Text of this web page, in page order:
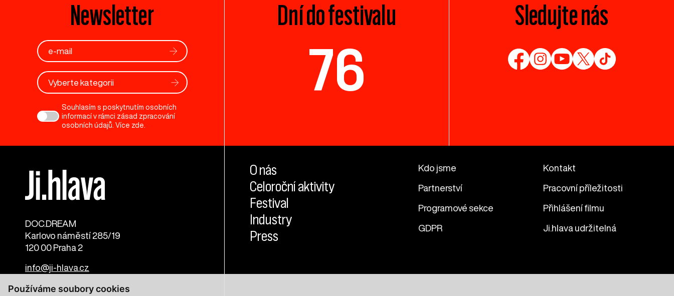
Používáme soubory cookies
Newsletter
Vyberte kategorii
Souhlasím s poskytnutím osobních
informací v rámci zásad zpracování
osobních údajů. Více zde.
Dní do festivalu
76
Sledujte nás
DOC.DREAM​
Karlovo náměstí 285/19
120 00 Praha 2
info@ji-hlava.cz
O nás
Celoroční aktivity
Festival
Industry
Press
Kdo jsme Kontakt
Partnerství Pracovní příležitosti
Programové sekce Přihlášení filmu
GDPR Ji.hlava udržitelná